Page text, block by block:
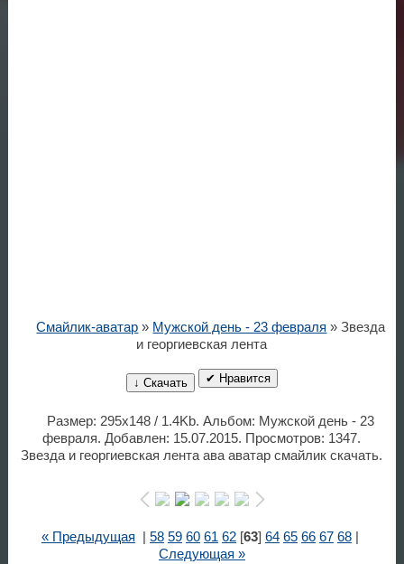
Смайлик-аватар » Мужской день - 23 февраля » Звезда
и георгиевская лента
↓ Скачать ✔ Нравится
Размер: 295x148 / 1.4Kb. Альбом: Мужской день - 23
февраля. Добавлен: 15.07.2015. Просмотров: 1347.
Звезда и георгиевская лента ава аватар смайлик скачать.
« Предыдущая 58 59 60 61 62[63] 64 65 66 67 68|
Следующая »